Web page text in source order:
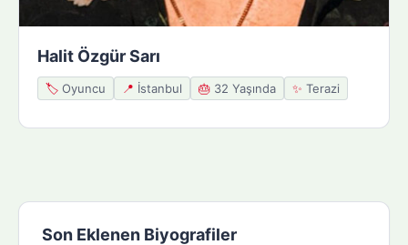
Halit Özgür Sarı
🏷️ Oyuncu 📍 İstanbul 🎂 32 Yaşında ✨ Terazi
Son Eklenen Biyografiler